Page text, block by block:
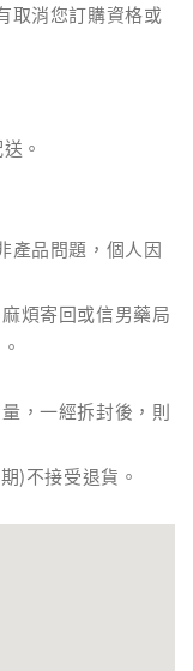
取消您訂購資格或
。
產品問題，個人因
麻煩寄回或信男藥局
，一經拆封後，則
)不接受退貨。